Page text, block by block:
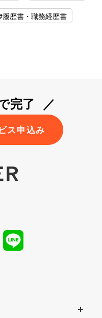
履歴書・職務経歴書
完了
ス申込み